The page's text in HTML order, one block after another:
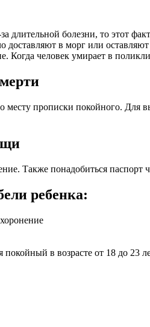
болезни, то этот
доставляют в морг или
Когда человек умирает в
прописки покойного.
Также понадобиться
ребенка:
покойный в возрасте от 18 до 23